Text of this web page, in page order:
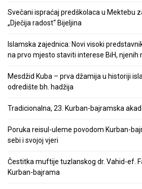
Svečani ispraćaj predškolaca u Mektebu
„Dječija radost“ Bijeljina
Islamska zajednica: Novi visoki
na prvo mjesto staviti interese BiH, njenih
Mesdžid Kuba – prva džamija u historiji
odredište bh. hadžija
Tradicionalna, 23. Kurban-bajramska
Poruka reisul-uleme povodom Kurban-
sebi i svojoj vjeri
Čestitka muftije tuzlanskog dr. Vahid-ef.
Kurban-bajrama